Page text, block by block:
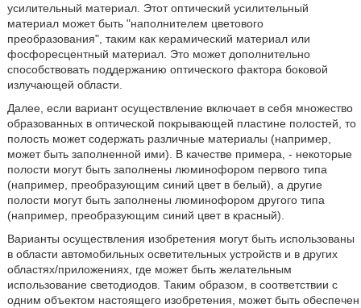
усилительный материал. Этот оптический усилительный
материал может быть "наполнителем цветового
преобразования", таким как керамический материал или
фосфоресцентный материал. Это может дополнительно
способствовать поддержанию оптического фактора боковой
излучающей области.
Далее, если вариант осуществление включает в себя множество
образованных в оптической покрывающей пластине полостей, то
полость может содержать различные материалы (например,
может быть заполненной ими). В качестве примера, - некоторые
полости могут быть заполнены люминофором первого типа
(например, преобразующим синий цвет в белый), а другие
полости могут быть заполнены люминофором другого типа
(например, преобразующим синий цвет в красный).
Варианты осуществления изобретения могут быть использованы
в области автомобильных осветительных устройств и в других
областях/приложениях, где может быть желательным
использование светодиодов. Таким образом, в соответствии с
одним объектом настоящего изобретения, может быть обеспечен